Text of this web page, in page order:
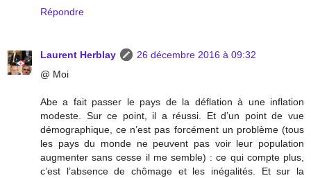
Répondre
Laurent Herblay
26 décembre 2016 à 09:32
@ Moi
Abe a fait passer le pays de la déflation à une inflation
modeste. Sur ce point, il a réussi. Et d’un point de vue
démographique, ce n’est pas forcément un problème (tous
les pays du monde ne peuvent pas voir leur population
augmenter sans cesse il me semble) : ce qui compte plus,
c’est l’absence de chômage et les inégalités. Et sur la